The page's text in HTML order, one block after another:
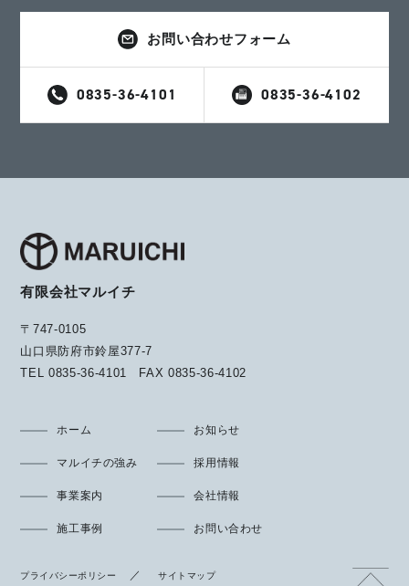
お問い合わせフォーム
0835-36-4101 0835-36-4102
有限会社マルイチ
〒747-0105
山口県防府市鈴屋377-7
TEL0835-36-4101 FAX0835-36-4102
ホーム お知らせ
マルイチの強み 採用情報
事業案内 会社情報
施工事例 お問い合わせ
プライバシーポリシー サイトマップ